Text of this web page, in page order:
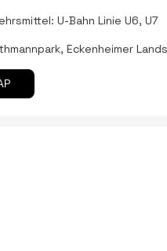
U-Bahn Linie U6, U7
Eckenheimer